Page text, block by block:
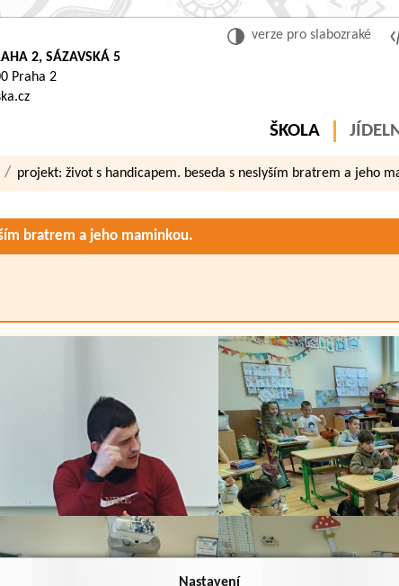
Nastavení
verze pro slabozraké
2, SÁZAVSKÁ 5
Praha 2
ŠKOLA
projekt: život s handicapem. beseda s neslyším bratrem a jeho
bratrem a jeho maminkou.